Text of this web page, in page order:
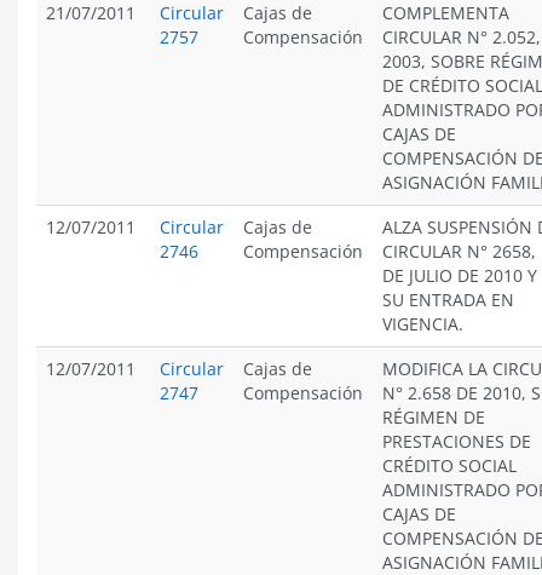
21/07/2011
Circular
2757
Cajas de
Compensación
COMPLEMENTA
CIRCULAR N°
2003, SOBRE
DE CRÉDITO SOCIAL
ADMINISTRADO
CAJAS DE
COMPENSACIÓN
ASIGNACIÓN
12/07/2011
Circular
2746
Cajas de
Compensación
ALZA SUSPENSIÓN
CIRCULAR N° 2658,
DE JULIO DE 2010 Y
SU ENTRADA EN
VIGENCIA.
12/07/2011
Circular
2747
Cajas de
Compensación
MODIFICA LA
N° 2.658 DE 2010,
RÉGIMEN DE
PRESTACIONES DE
CRÉDITO SOCIAL
ADMINISTRADO
CAJAS DE
COMPENSACIÓN
ASIGNACIÓN